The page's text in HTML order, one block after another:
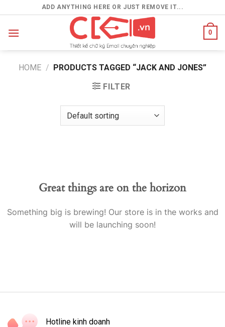
to
content
ADD ANYTHING HERE OR JUST REMOVE IT...
0
HOME / PRODUCTS TAGGED “JACK AND JONES”
FILTER
Great things are on the horizon
Something big is brewing! Our store is in the works and
will be launching soon!
Hotline kinh doanh